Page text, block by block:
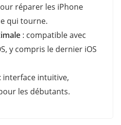
réparer les iPhone
qui tourne.
: compatible avec
y compris le dernier iOS
: interface intuitive,
les débutants.